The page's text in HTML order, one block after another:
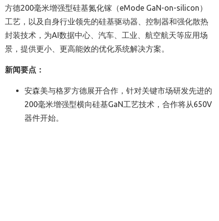
方德200毫米增强型硅基氮化镓（eMode GaN-on-silicon）
工艺，以及自身行业领先的硅基驱动器、控制器和强化散热
封装技术，为AI数据中心、汽车、工业、航空航天等应用场
景，提供更小、更高能效的优化系统解决方案。
新闻要点：
安森美与格罗方德展开合作，针对关键市场研发先进的
200毫米增强型横向硅基GaN工艺技术，合作将从650V
器件开始。